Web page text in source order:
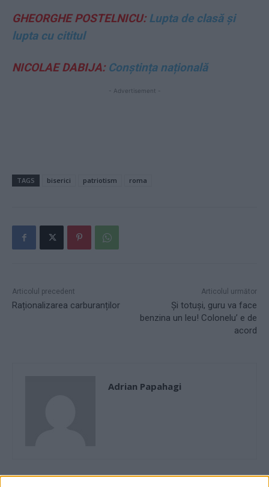
GHEORGHE POSTELNICU:Lupta de clasă și
lupta cu cititul
NICOLAE DABIJA: Conștința națională
- Advertisement -
TAGS biserici patriotism roma
Articolul precedent
Raționalizarea carburanților
Articolul următor
Și totuși, guru va face
benzina un leu! Colonelu’ e de
acord
Adrian Papahagi